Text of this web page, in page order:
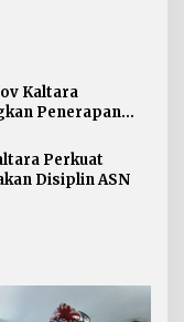
Kaltara
Penerapan
Perkuat
Disiplin ASN